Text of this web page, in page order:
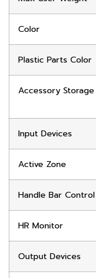
Color
Plastic Parts Color
Accessory Storage
Input Devices
Active Zone
Handle Bar Control
HR Monitor
Output Devices